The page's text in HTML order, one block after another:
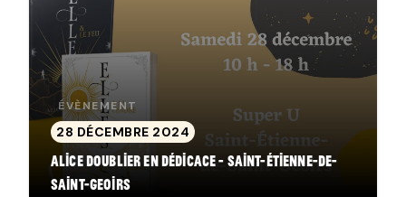
ÉVÈNEMENT
28 DÉCEMBRE 2024
Alice Doublier en dédicace - Saint-Étienne-de-
Saint-Geoirs